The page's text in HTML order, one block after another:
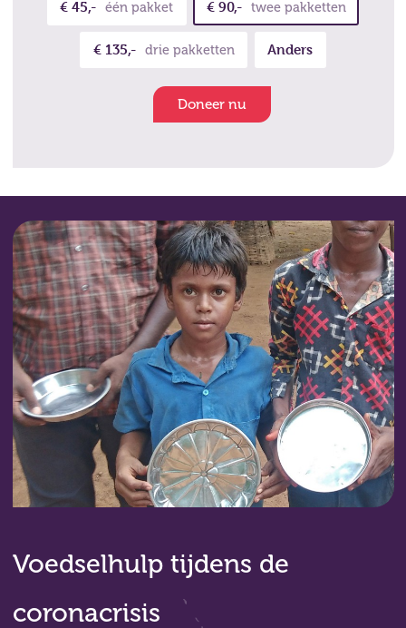
€ 45,- één pakket € 90,- twee pakketten
€ 135,- drie pakketten Anders
Doneer nu
Voedselhulp tijdens de
coronacrisis